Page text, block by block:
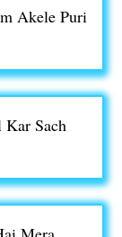
Akele Puri
Sach